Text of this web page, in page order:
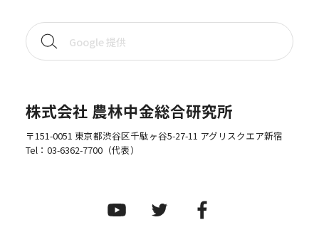
株式会社 農林中金総合研究所
〒151-0051 東京都渋谷区千駄ヶ谷5-27-11 アグリスクエア新宿
Tel： 03-6362-7700（代表）